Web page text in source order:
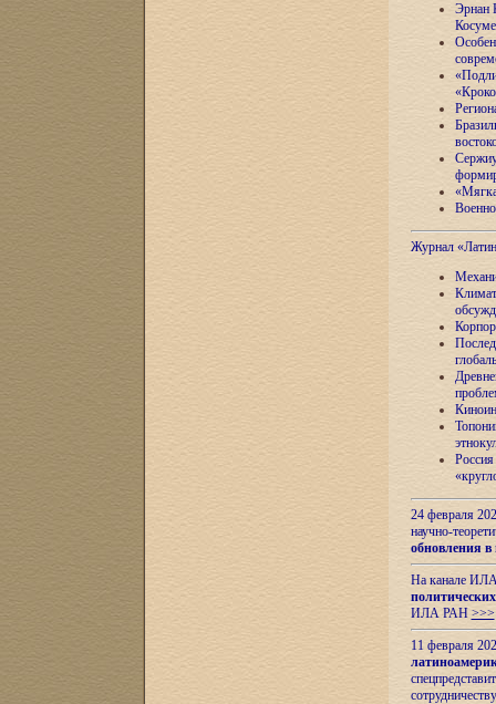
Эрнан
Журнал
24 февраля
научно-
обновления в
На канале
ИЛА РАН >>>
11 февраля